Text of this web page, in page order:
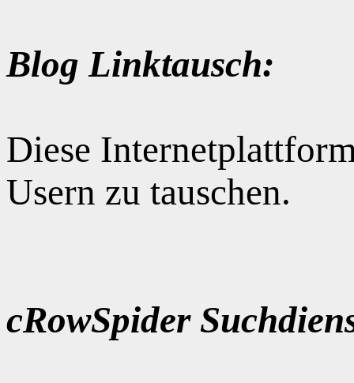
Blog Linktausch:
Diese
Usern zu tauschen.
cRowSpider